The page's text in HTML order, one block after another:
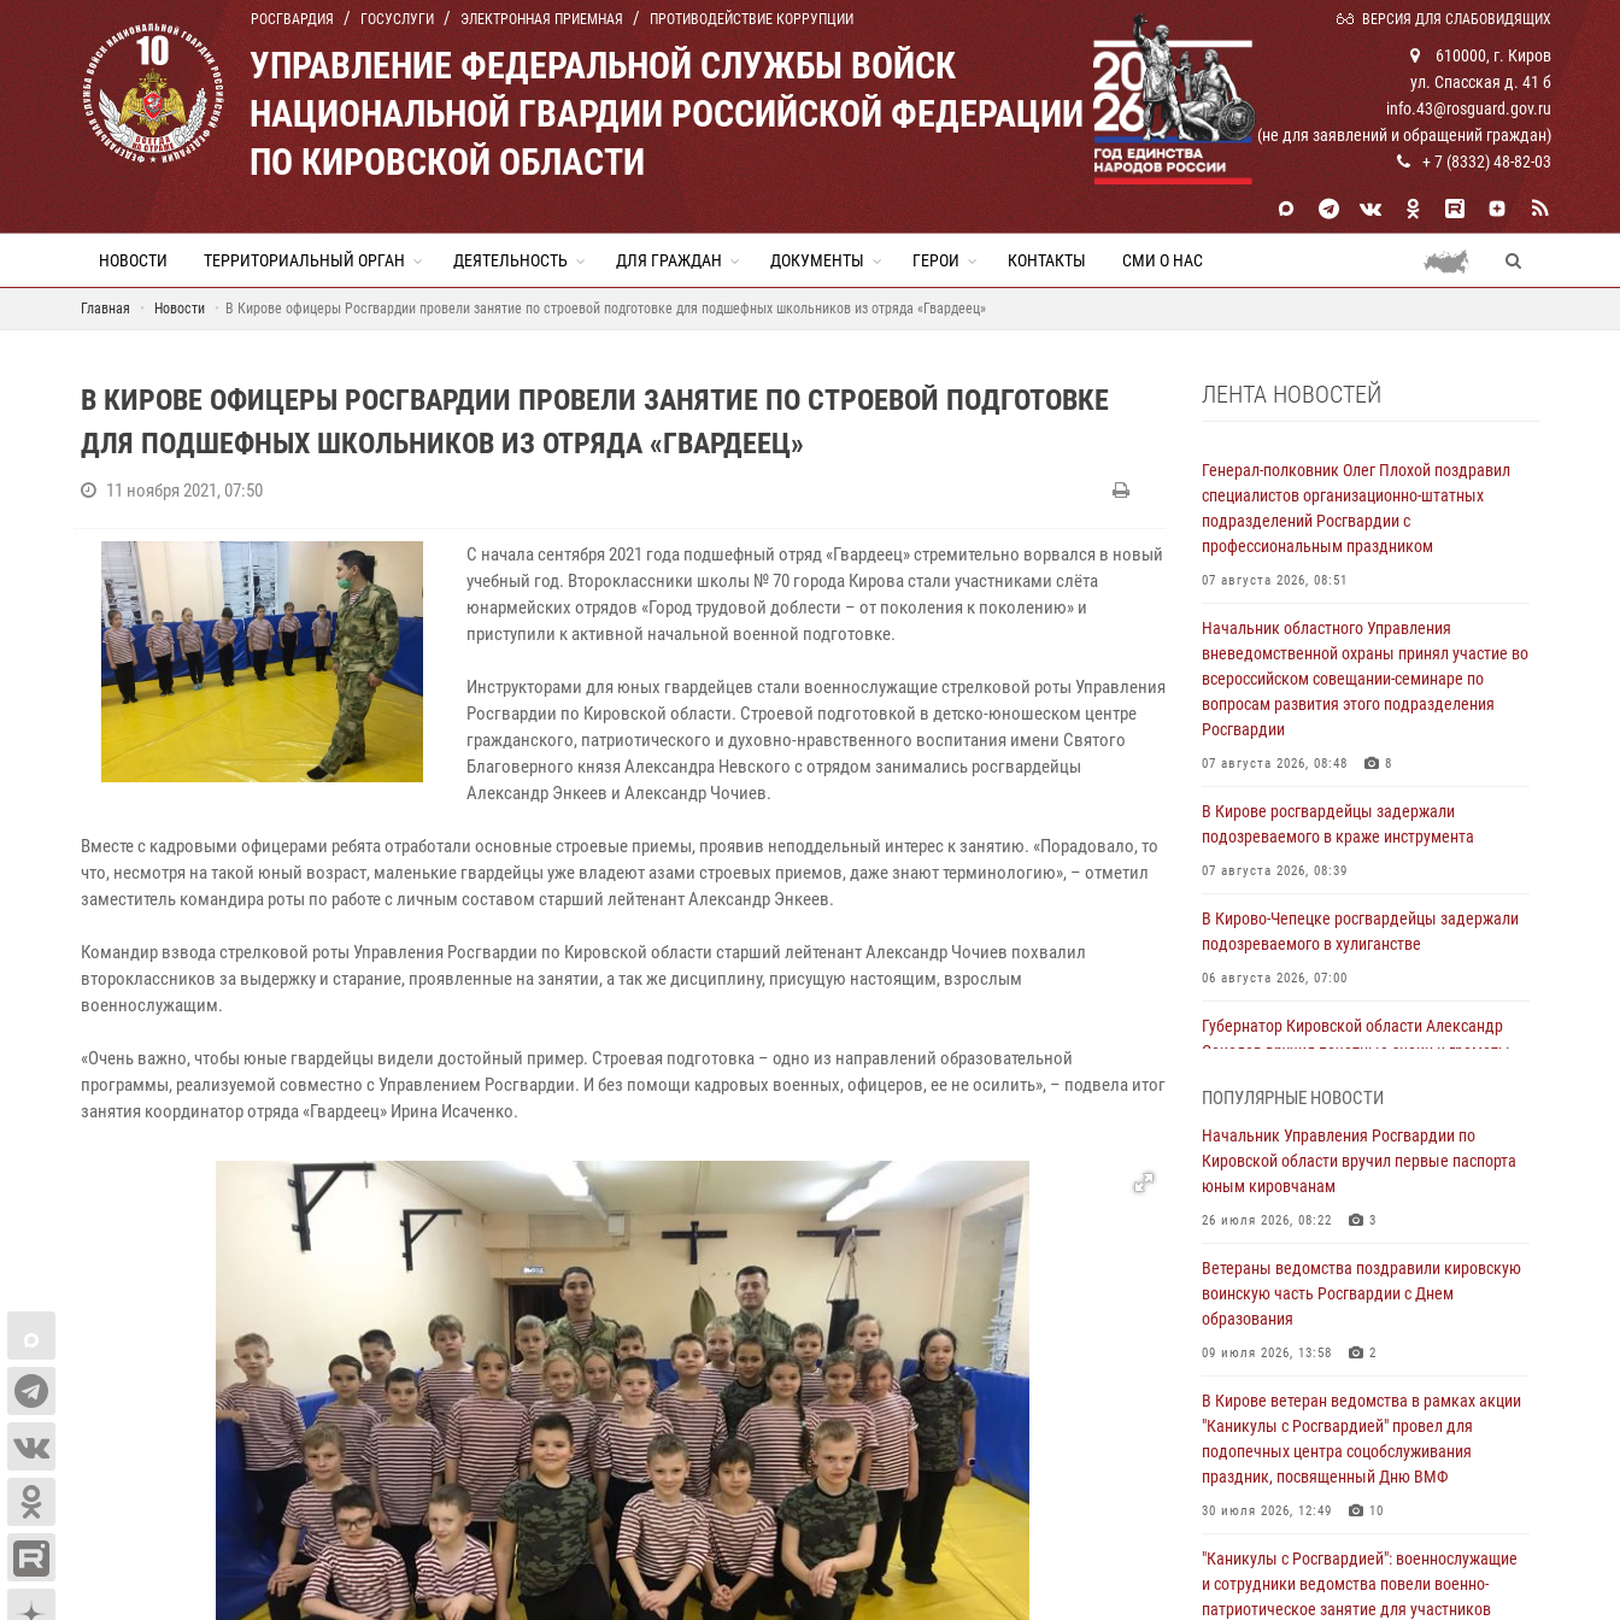
РОСГВАРДИЯ ГОСУСЛУГИ ЭЛЕКТРОННАЯ ПРИЕМНАЯ ПРОТИВОДЕЙСТВИЕ КОРРУПЦИИ ВЕРСИЯ ДЛЯ СЛАБОВИДЯЩИХ
УПРАВЛЕНИЕ ФЕДЕРАЛЬНОЙ СЛУЖБЫ ВОЙСК
НАЦИОНАЛЬНОЙ ГВАРДИИ РОССИЙСКОЙ ФЕДЕРАЦИИ
ПО КИРОВСКОЙ ОБЛАСТИ
610000, г. Киров
ул. Спасская д. 41 б
info.43@rosguard.gov.ru
(не для заявлений и обращений граждан)
+ 7 (8332) 48-82-03
НОВОСТИ ТЕРРИТОРИАЛЬНЫЙ ОРГАН ДЕЯТЕЛЬНОСТЬ ДЛЯ ГРАЖДАН ДОКУМЕНТЫ ГЕРОИ КОНТАКТЫ СМИ О НАС
Главная Новости В Кирове офицеры Росгвардии провели занятие по строевой подготовке для подшефных школьников из отряда «Гвардеец»
В КИРОВЕ ОФИЦЕРЫ РОСГВАРДИИ ПРОВЕЛИ ЗАНЯТИЕ ПО СТРОЕВОЙ ПОДГОТОВКЕ
ДЛЯ ПОДШЕФНЫХ ШКОЛЬНИКОВ ИЗ ОТРЯДА «ГВАРДЕЕЦ»
11 ноября 2021, 07:50
С начала сентября 2021 года подшефный отряд «Гвардеец» стремительно ворвался в новый
учебный год. Второклассники школы № 70 города Кирова стали участниками слёта
юнармейских отрядов «Город трудовой доблести – от поколения к поколению» и
приступили к активной начальной военной подготовке.
Инструкторами для юных гвардейцев стали военнослужащие стрелковой роты Управления
Росгвардии по Кировской области. Строевой подготовкой в детско-юношеском центре
гражданского, патриотического и духовно-нравственного воспитания имени Святого
Благоверного князя Александра Невского с отрядом занимались росгвардейцы
Александр Энкеев и Александр Чочиев.
Вместе с кадровыми офицерами ребята отработали основные строевые приемы, проявив неподдельный интерес к занятию. «Порадовало, то
что, несмотря на такой юный возраст, маленькие гвардейцы уже владеют азами строевых приемов, даже знают терминологию», – отметил
заместитель командира роты по работе с личным составом старший лейтенант Александр Энкеев.
Командир взвода стрелковой роты Управления Росгвардии по Кировской области старший лейтенант Александр Чочиев похвалил
второклассников за выдержку и старание, проявленные на занятии, а так же дисциплину, присущую настоящим, взрослым
военнослужащим.
«Очень важно, чтобы юные гвардейцы видели достойный пример. Строевая подготовка – одно из направлений образовательной
программы, реализуемой совместно с Управлением Росгвардии. И без помощи кадровых военных, офицеров, ее не осилить», – подвела итог
занятия координатор отряда «Гвардеец» Ирина Исаченко.
ЛЕНТА НОВОСТЕЙ
Генерал-полковник Олег Плохой поздравил
специалистов организационно-штатных
подразделений Росгвардии с
профессиональным праздником
07 августа 2026, 08:51
Начальник областного Управления
вневедомственной охраны принял участие во
всероссийском совещании-семинаре по
вопросам развития этого подразделения
Росгвардии
07 августа 2026, 08:48 8
В Кирове росгвардейцы задержали
подозреваемого в краже инструмента
07 августа 2026, 08:39
В Кирово-Чепецке росгвардейцы задержали
подозреваемого в хулиганстве
06 августа 2026, 07:00
Губернатор Кировской области Александр
Соколов вручил почетные знаки и грамоты
В Кирове росгвардейцы задержали
подозреваемую в сбыте поддельной купюры
04 августа 2026, 09:30
В Кирове росгвардейцы задержали
подозреваемого в грабеже
03 августа 2026, 09:01
ведомства приняли участие в митинге в
честь Дня воздушно-десантных войск
03 августа 2026, 08:45 8
В Кирове росгвардейцы задержали
02 августа 2026, 07:00
1 августа – День дежурной службы войск
ПОПУЛЯРНЫЕ НОВОСТИ
Начальник Управления Росгвардии по
Кировской области вручил первые паспорта
юным кировчанам
26 июля 2026, 08:22 3
Ветераны ведомства поздравили кировскую
воинскую часть Росгвардии с Днем
образования
09 июля 2026, 13:58 2
В Кирове ветеран ведомства в рамках акции
"Каникулы с Росгвардией" провел для
подопечных центра соцобслуживания
праздник, посвященный Дню ВМФ
30 июля 2026, 12:49 10
"Каникулы с Росгвардией": военнослужащие
и сотрудники ведомства повели военно-
патриотическое занятие для участников